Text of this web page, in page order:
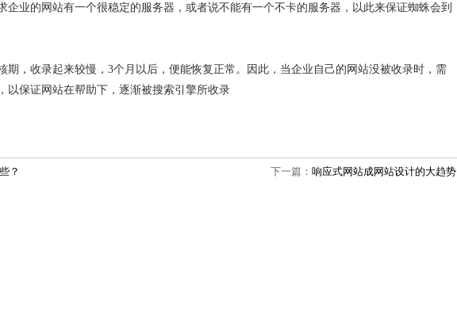
企业的网站有一个很稳定的服务器，或者说不能有一个不卡的服务器，以此来保证蜘蛛会到
期，收录起来较慢，3个月以后，便能恢复正常。因此，当企业自己的网站没被收录时，需
以保证网站在帮助下，逐渐被搜索引擎所收录
？ 下一篇：响应式网站成网站设计的大趋势